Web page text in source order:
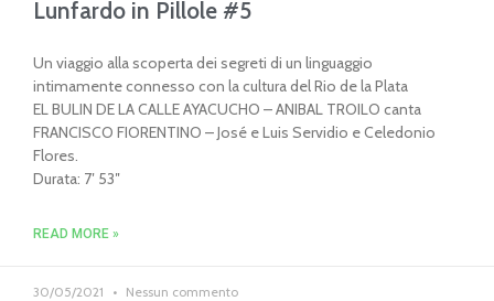
Lunfardo in Pillole #5
Un viaggio alla scoperta dei segreti di un linguaggio
intimamente connesso con la cultura del Rio de la Plata
EL BULIN DE LA CALLE AYACUCHO – ANIBAL TROILO canta
FRANCISCO FIORENTINO – José e Luis Servidio e Celedonio
Flores.
Durata: 7′ 53″
READ MORE »
30/05/2021 Nessun commento